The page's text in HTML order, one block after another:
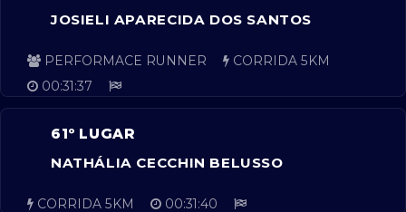
JOSIELI APARECIDA DOS SANTOS
PERFORMACE RUNNER
CORRIDA 5KM
00:31:37
61º LUGAR
NATHÁLIA CECCHIN BELUSSO
CORRIDA 5KM 00:31:40